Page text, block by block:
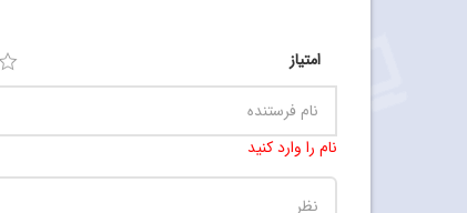
امتیاز
نام را وارد کنید